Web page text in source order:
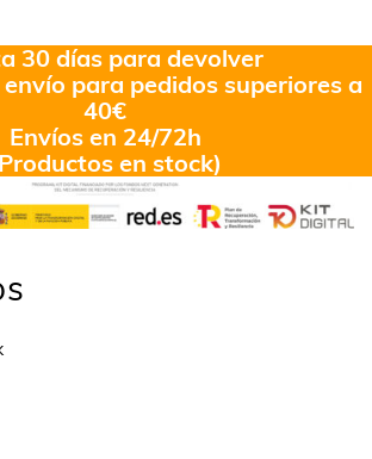
30 días para devolver
para pedidos superiores a
40€
Envíos en 24/72h
en stock)